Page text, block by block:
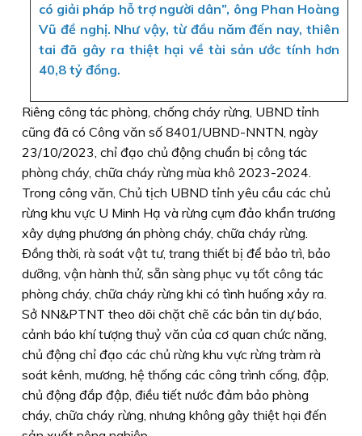
có giải pháp hỗ trợ người dân”, ông Phan Hoàng
Vũ đề nghị. Như vậy, từ đầu năm đến nay, thiên
tai đã gây ra thiệt hại về tài sản ước tính hơn
40,8 tỷ đồng.
Riêng công tác phòng, chống cháy rừng, UBND tỉnh
cũng đã có Công văn số 8401/UBND-NNTN, ngày
23/10/2023, chỉ đạo chủ động chuẩn bị công tác
phòng cháy, chữa cháy rừng mùa khô 2023-2024.
Trong công văn, Chủ tịch UBND tỉnh yêu cầu các chủ
rừng khu vực U Minh Hạ và rừng cụm đảo khẩn trương
xây dựng phương án phòng cháy, chữa cháy rừng.
Ðồng thời, rà soát vật tư, trang thiết bị để bảo trì, bảo
dưỡng, vận hành thử, sẵn sàng phục vụ tốt công tác
phòng cháy, chữa cháy rừng khi có tình huống xảy ra.
Sở NN&PTNT theo dõi chặt chẽ các bản tin dự báo,
cảnh báo khí tượng thuỷ văn của cơ quan chức năng,
chủ động chỉ đạo các chủ rừng khu vực rừng tràm rà
soát kênh, mương, hệ thống các công trình cống, đập,
chủ động đắp đập, điều tiết nước đảm bảo phòng
cháy, chữa cháy rừng, nhưng không gây thiệt hại đến